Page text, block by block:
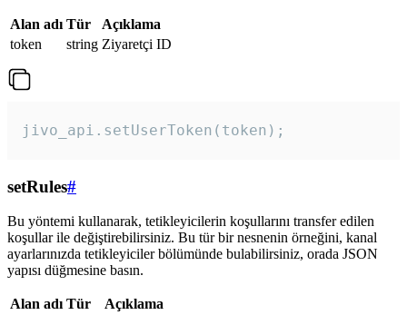
Alan adı Tür
Açıklama
token
string Ziyaretçi ID
jivo_api.setUserToken(token);
setRules#
Bu yöntemi kullanarak, tetikleyicilerin koşullarını transfer edilen
koşullar ile değiştirebilirsiniz. Bu tür bir nesnenin örneğini, kanal
ayarlarınızda tetikleyiciler bölümünde bulabilirsiniz, orada JSON
yapısı düğmesine basın.
Alan adı Tür
Açıklama